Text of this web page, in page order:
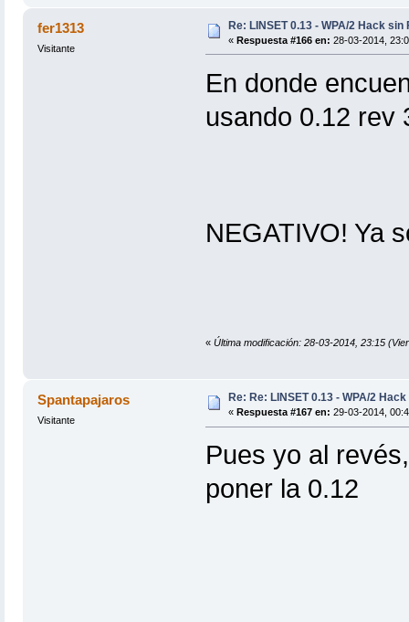
fer1313
Visitante
Re: LINSET 0.13 - WPA/2 Hack
« Respuesta #166 en: 28-03-2014,
En donde
usando 0.12
NEGATIVO! Ya
« Última modificación: 28-03-2014, 23:15
Spantapajaros
Visitante
Re: Re: LINSET 0.13 - WPA/2
« Respuesta #167 en: 29-03-2014,
Pues yo al
poner la 0.12